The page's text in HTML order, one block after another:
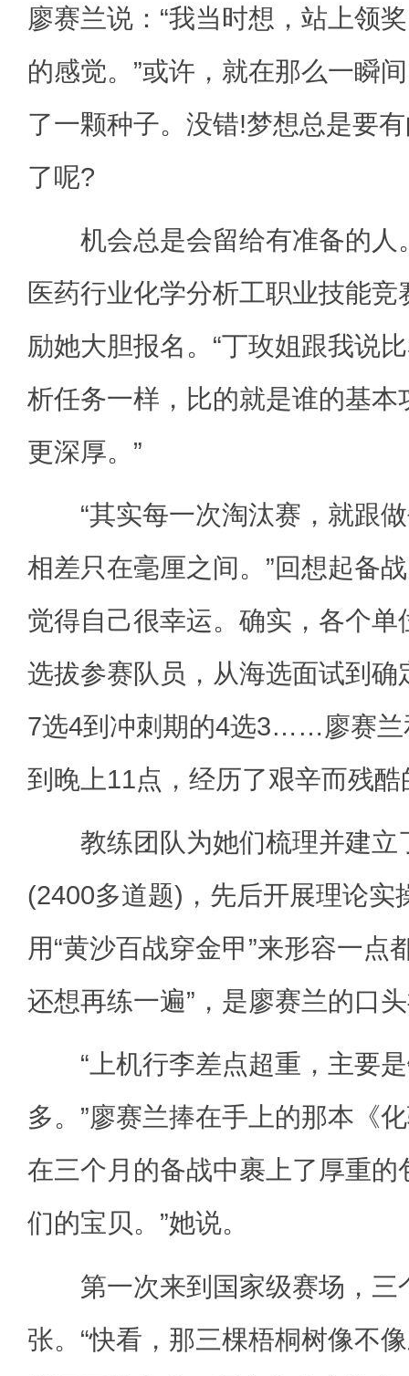
廖赛兰说：“我当时想，站上领
的感觉。”或许，就在那么一瞬
了一颗种子。没错!梦想总是要
了呢?
机会总是会留给有准备的人
医药行业化学分析工职业技能竞
励她大胆报名。“丁玫姐跟我说
析任务一样，比的就是谁的基本
更深厚。”
“其实每一次淘汰赛，就跟做
相差只在毫厘之间。”回想起备
觉得自己很幸运。确实，各个
选拔参赛队员，从海选面试到确
7选4到冲刺期的4选3……廖赛兰
到晚上11点，经历了艰辛而残酷
教练团队为她们梳理并建立
(2400多道题)，先后开展理论实
用“黄沙百战穿金甲”来形容一点
还想再练一遍”，是廖赛兰的口
“上机行李差点超重，主要是
多。”廖赛兰捧在手上的那本《
在三个月的备战中裹上了厚重的
们的宝贝。”她说。
第一次来到国家级赛场，三
张。“快看，那三棵梧桐树像不